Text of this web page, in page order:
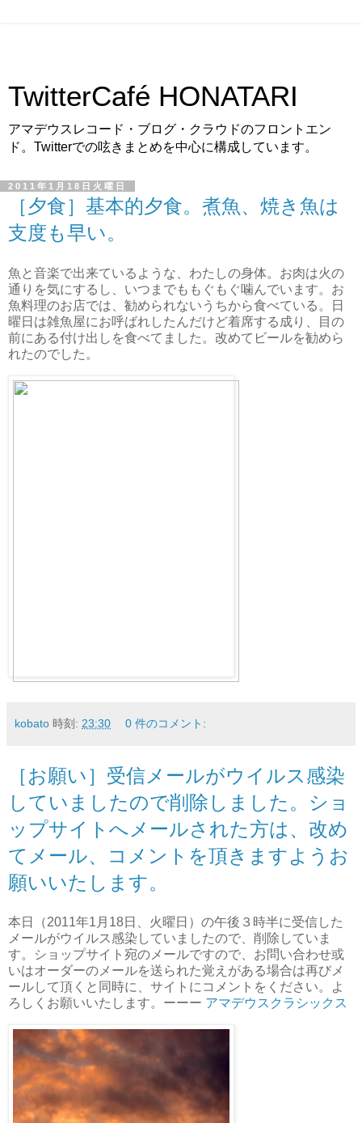
TwitterCafé HONATARI
アマデウスレコード・ブログ・クラウドのフロントエン
ド。Twitterでの呟きまとめを中心に構成しています。
2011年1月18日火曜日
［夕食］基本的夕食。煮魚、焼き魚は
支度も早い。
魚と音楽で出来ているような、わたしの身体。お肉は火の
通りを気にするし、いつまでももぐもぐ噛んでいます。お
魚料理のお店では、勧められないうちから食べている。日
曜日は雑魚屋にお呼ばれしたんだけど着席する成り、目の
前にある付け出しを食べてました。改めてビールを勧めら
れたのでした。
kobato 時刻: 23:30 0 件のコメント:
［お願い］受信メールがウイルス感染
していましたので削除しました。ショ
ップサイトへメールされた方は、改め
てメール、コメントを頂きますようお
願いいたします。
本日（2011年1月18日、火曜日）の午後３時半に受信した
メールがウイルス感染していましたので、削除していま
す。ショップサイト宛のメールですので、お問い合わせ或
いはオーダーのメールを送られた覚えがある場合は再びメ
ールして頂くと同時に、サイトにコメントをください。よ
ろしくお願いいたします。ーーー アマデウスクラシックス